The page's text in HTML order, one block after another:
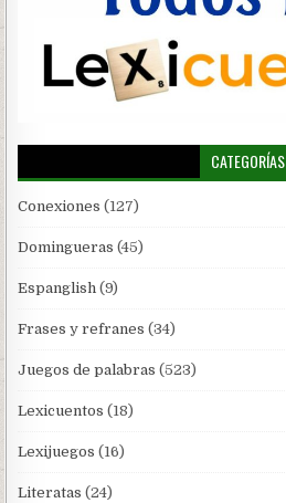
CATEGORÍAS
Conexiones (127)
Domingueras (45)
Espanglish (9)
Frases y refranes (34)
Juegos de palabras (523)
Lexicuentos (18)
Lexijuegos (16)
Literatas (24)